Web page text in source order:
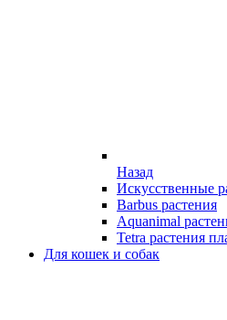
Назад
Искусственные
Barbus растения
Aquanimal
Tetra растения
Для кошек и собак